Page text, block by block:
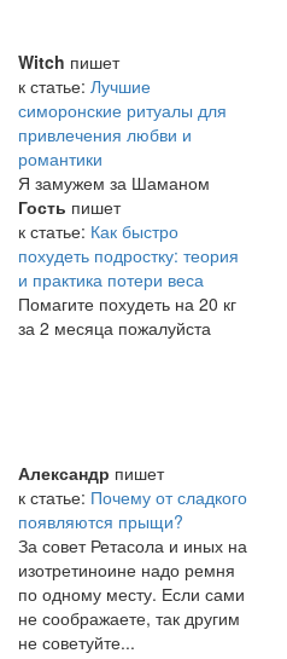
Witch пишет
к статье: Лучшие
симоронские ритуалы для
привлечения любви и
романтики
Я замужем за Шаманом
Гость пишет
к статье: Как быстро
похудеть подростку: теория
и практика потери веса
Помагите похудеть на 20 кг
за 2 месяца пожалуйста
Александр пишет
к статье: Почему от сладкого
появляются прыщи?
За совет Ретасола и иных на
изотретиноине надо ремня
по одному месту. Если сами
не соображаете, так другим
не советуйте...